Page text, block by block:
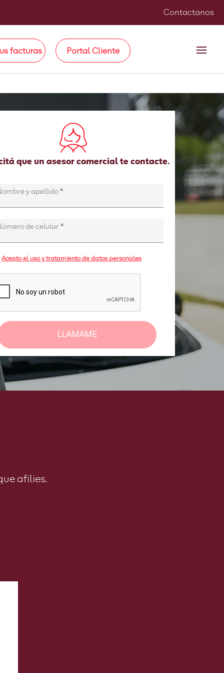
Contactanos
facturas Portal Cliente
que un asesor comercial te contacte.
y apellido *
de celular *
Acepto el uso y tratamiento de datos personales
LLAMAME
afilies.